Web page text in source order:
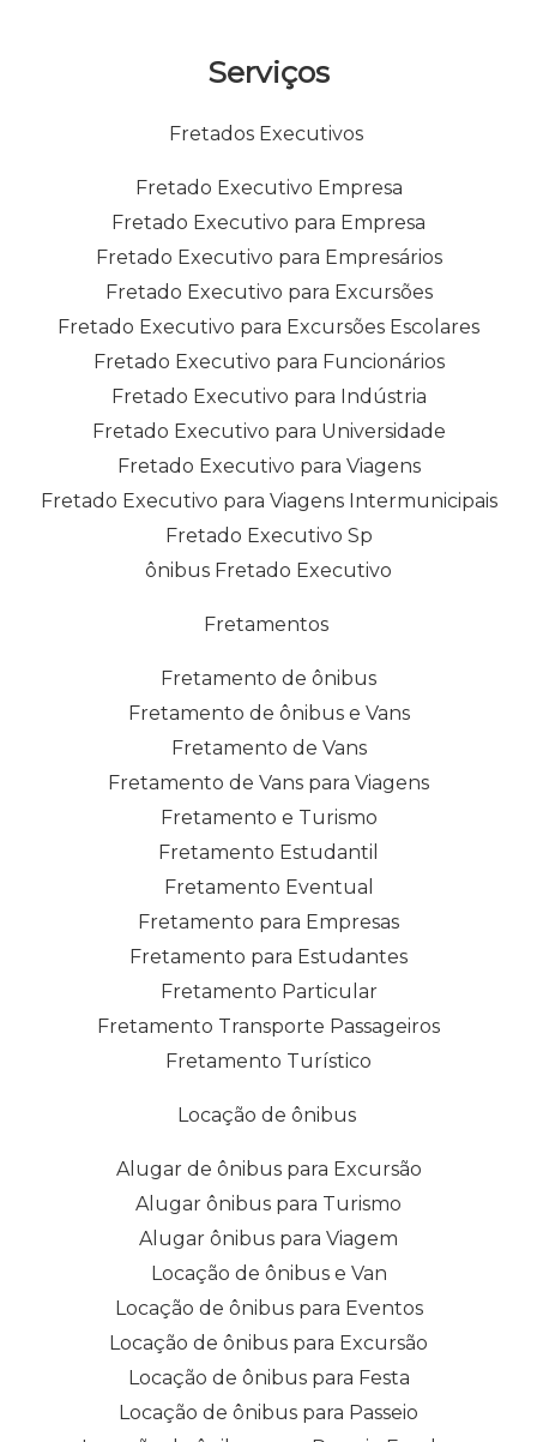
Serviços
Fretados Executivos
Fretado Executivo Empresa
Fretado Executivo para Empresa
Fretado Executivo para Empresários
Fretado Executivo para Excursões
Fretado Executivo para Excursões Escolares
Fretado Executivo para Funcionários
Fretado Executivo para Indústria
Fretado Executivo para Universidade
Fretado Executivo para Viagens
Fretado Executivo para Viagens Intermunicipais
Fretado Executivo Sp
ônibus Fretado Executivo
Fretamentos
Fretamento de ônibus
Fretamento de ônibus e Vans
Fretamento de Vans
Fretamento de Vans para Viagens
Fretamento e Turismo
Fretamento Estudantil
Fretamento Eventual
Fretamento para Empresas
Fretamento para Estudantes
Fretamento Particular
Fretamento Transporte Passageiros
Fretamento Turístico
Locação de ônibus
Alugar de ônibus para Excursão
Alugar ônibus para Turismo
Alugar ônibus para Viagem
Locação de ônibus e Van
Locação de ônibus para Eventos
Locação de ônibus para Excursão
Locação de ônibus para Festa
Locação de ônibus para Passeio